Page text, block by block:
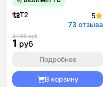
T2
5
73 отзыва
2 499 руб
1 руб
Подробнее
В корзину